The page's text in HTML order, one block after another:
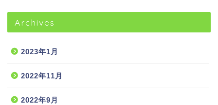
Archives
2023年1月
2022年11月
2022年9月